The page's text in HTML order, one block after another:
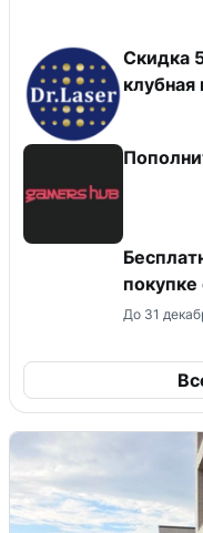
Скидка
клубная
покупке
До 31